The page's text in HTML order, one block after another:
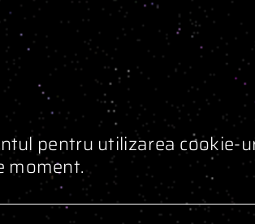
pentru utilizarea cookie-
moment.